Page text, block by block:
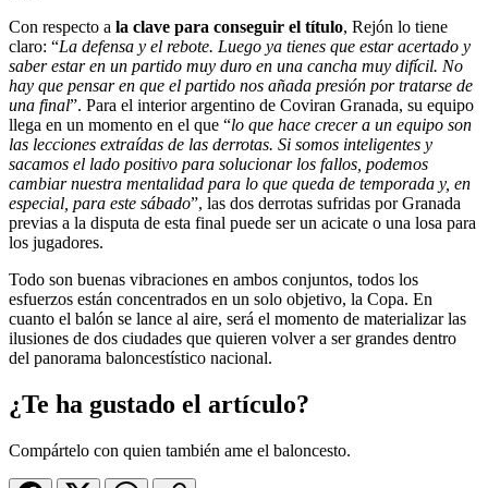
Con respecto a la clave para conseguir el título, Rejón lo tiene
claro: “La defensa y el rebote. Luego ya tienes que estar acertado y
saber estar en un partido muy duro en una cancha muy difícil. No
hay que pensar en que el partido nos añada presión por tratarse de
una final”. Para el interior argentino de Coviran Granada, su equipo
llega en un momento en el que “lo que hace crecer a un equipo son
las lecciones extraídas de las derrotas. Si somos inteligentes y
sacamos el lado positivo para solucionar los fallos, podemos
cambiar nuestra mentalidad para lo que queda de temporada y, en
especial, para este sábado”, las dos derrotas sufridas por Granada
previas a la disputa de esta final puede ser un acicate o una losa para
los jugadores.
Todo son buenas vibraciones en ambos conjuntos, todos los
esfuerzos están concentrados en un solo objetivo, la Copa. En
cuanto el balón se lance al aire, será el momento de materializar las
ilusiones de dos ciudades que quieren volver a ser grandes dentro
del panorama baloncestístico nacional.
¿Te ha gustado el artículo?
Compártelo con quien también ame el baloncesto.